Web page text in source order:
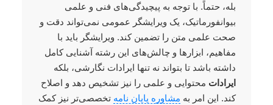
بله، حتماً. با توجه به پیچیدگی‌های فنی و علمی
بیوانفورماتیک، یک ویرایشگر عمومی نمی‌تواند دقت و
صحت علمی متن را تضمین کند. ویرایشگر باید با
مفاهیم، ابزارها و چالش‌های این رشته آشنایی کامل
داشته باشد تا بتواند نه تنها ایرادات نگارشی، بلکه
ایرادات محتوایی و علمی را نیز تشخیص دهد و اصلاح
کند. این امر به مشاوره پایان نامه تخصصی‌تر نیز کمک